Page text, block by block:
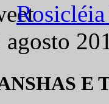
agosto
E